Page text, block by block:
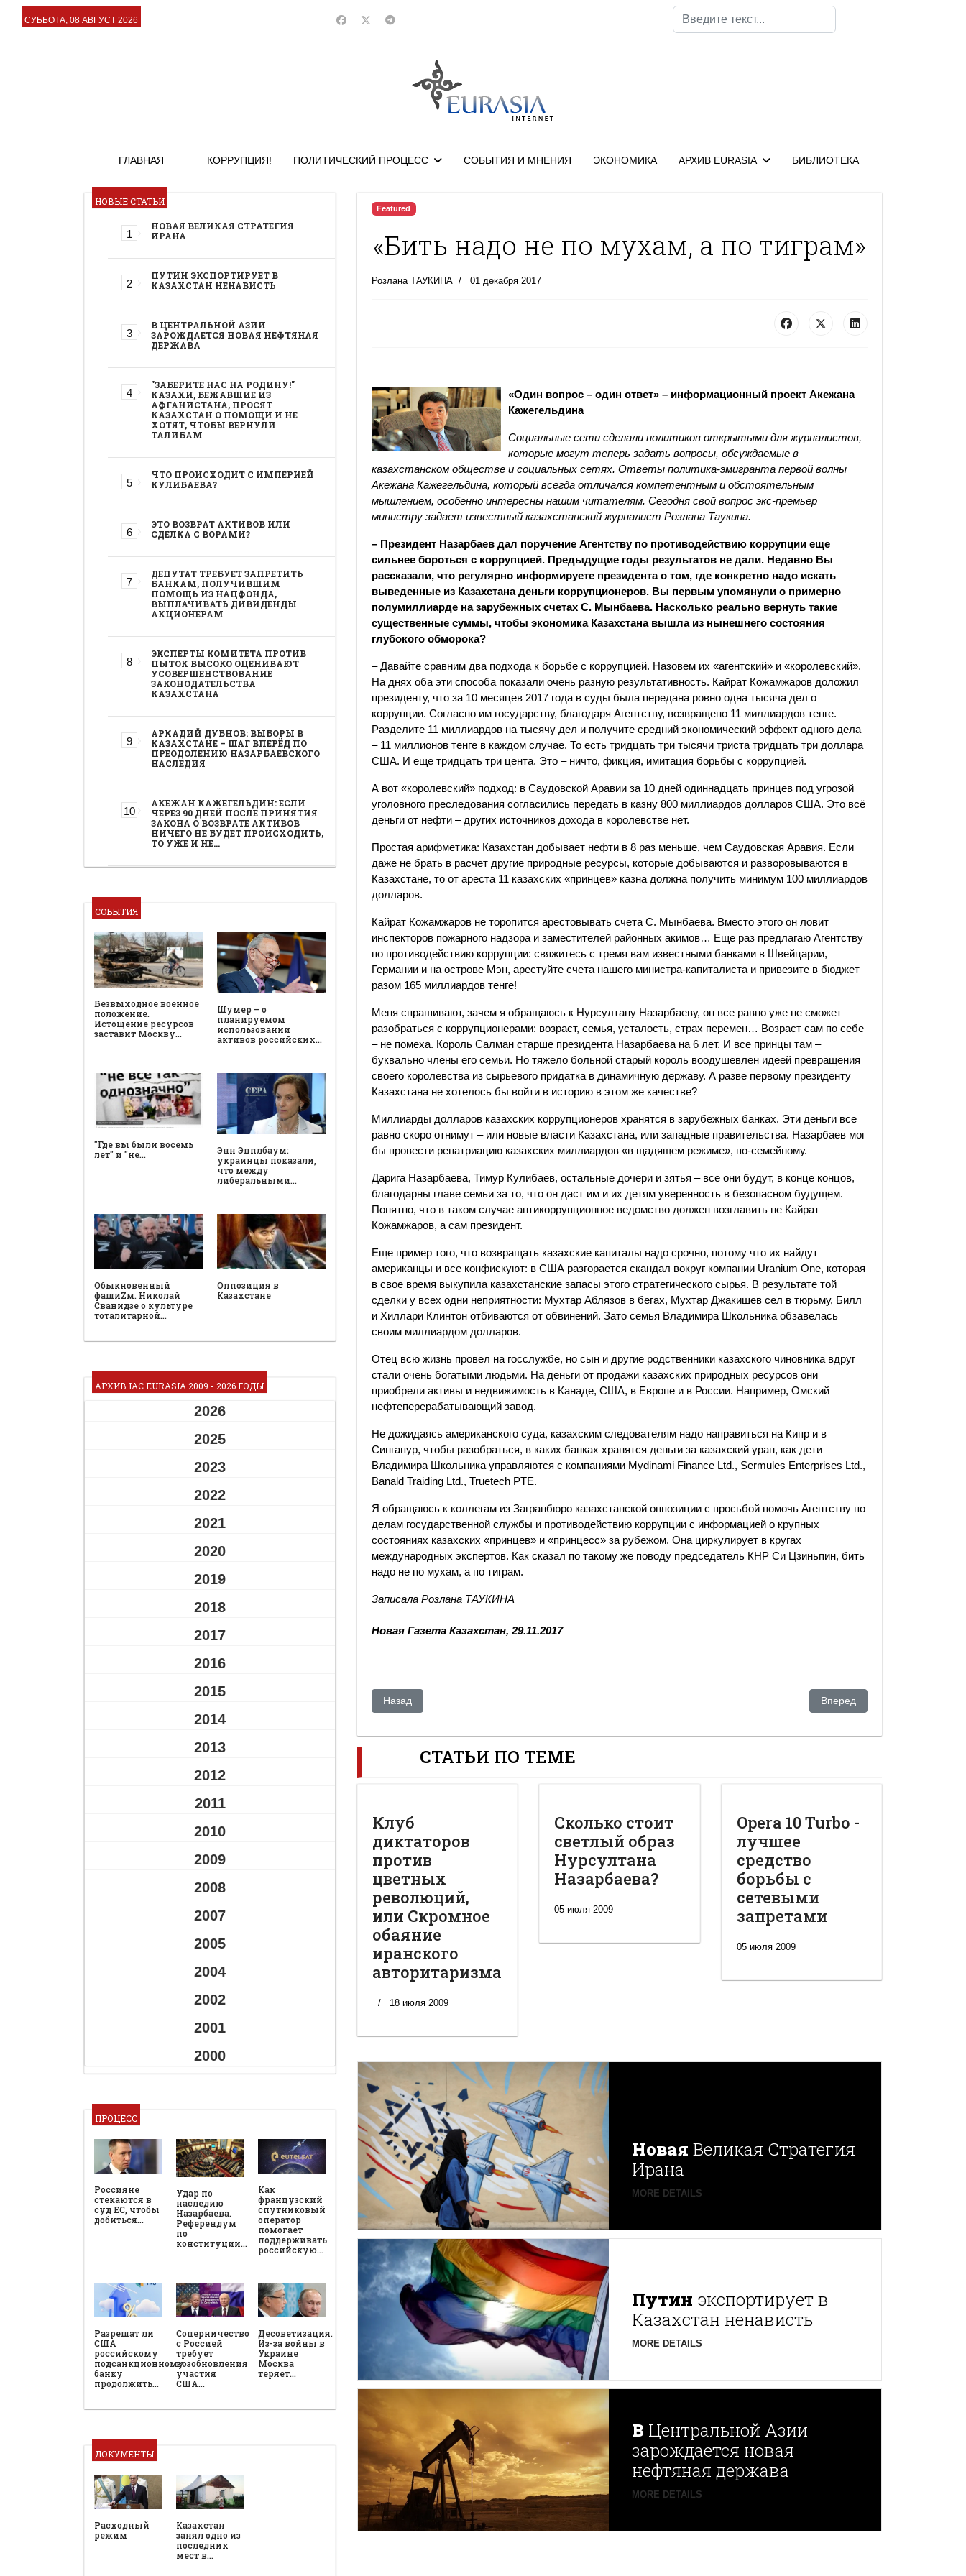
СУББОТА, 08 АВГУСТ 2026
Поиск
ГЛАВНАЯ КОРРУПЦИЯ! ПОЛИТИЧЕСКИЙ ПРОЦЕСС СОБЫТИЯ И МНЕНИЯ ЭКОНОМИКА АРХИВ EURASIA БИБЛИОТЕКА
НОВЫЕ СТАТЬИ
НОВАЯ ВЕЛИКАЯ СТРАТЕГИЯ
ИРАНА
ПУТИН ЭКСПОРТИРУЕТ В
КАЗАХСТАН НЕНАВИСТЬ
В ЦЕНТРАЛЬНОЙ АЗИИ
ЗАРОЖДАЕТСЯ НОВАЯ НЕФТЯНАЯ
ДЕРЖАВА
"ЗАБЕРИТЕ НАС НА РОДИНУ!"
КАЗАХИ, БЕЖАВШИЕ ИЗ
АФГАНИСТАНА, ПРОСЯТ
КАЗАХСТАН О ПОМОЩИ И НЕ
ХОТЯТ, ЧТОБЫ ВЕРНУЛИ
ТАЛИБАМ
ЧТО ПРОИСХОДИТ С ИМПЕРИЕЙ
КУЛИБАЕВА?
ЭТО ВОЗВРАТ АКТИВОВ ИЛИ
СДЕЛКА С ВОРАМИ?
ДЕПУТАТ ТРЕБУЕТ ЗАПРЕТИТЬ
БАНКАМ, ПОЛУЧИВШИМ
ПОМОЩЬ ИЗ НАЦФОНДА,
ВЫПЛАЧИВАТЬ ДИВИДЕНДЫ
АКЦИОНЕРАМ
ЭКСПЕРТЫ КОМИТЕТА ПРОТИВ
ПЫТОК ВЫСОКО ОЦЕНИВАЮТ
УСОВЕРШЕНСТВОВАНИЕ
ЗАКОНОДАТЕЛЬСТВА
КАЗАХСТАНА
АРКАДИЙ ДУБНОВ: ВЫБОРЫ В
КАЗАХСТАНЕ – ШАГ ВПЕРЁД ПО
ПРЕОДОЛЕНИЮ НАЗАРБАЕВСКОГО
НАСЛЕДИЯ
АКЕЖАН КАЖЕГЕЛЬДИН: ЕСЛИ
ЧЕРЕЗ 90 ДНЕЙ ПОСЛЕ ПРИНЯТИЯ
ЗАКОНА О ВОЗВРАТЕ АКТИВОВ
НИЧЕГО НЕ БУДЕТ ПРОИСХОДИТЬ,
ТО УЖЕ И НЕ…
СОБЫТИЯ
Безвыходное военное
положение.
Истощение ресурсов
заставит Москву…
Шумер – о
планируемом
использовании
активов российских…
"Где вы были восемь
лет" и "не…
Энн Эпплбаум:
украинцы показали,
что между
либеральными…
Обыкновенный
фашиZм. Николай
Сванидзе о культуре
тоталитарной…
Оппозиция в
Казахстане
АРХИВ IAC EURASIA 2009 - 2026 ГОДЫ
2026
2025
2023
2022
2021
2020
2019
2018
2017
2016
2015
2014
2013
2012
2011
2010
2009
2008
2007
2005
2004
2002
2001
2000
ПРОЦЕСС
Россияне
стекаются в
суд ЕС, чтобы
добиться…
Удар по
наследию
Назарбаева.
Референдум
по
конституции…
Как
французский
спутниковый
оператор
помогает
поддерживать
российскую…
Разрешат ли
США
российскому
подсанкционному
банку
продолжить…
Соперничество
с Россией
требует
возобновления
участия
США…
Десоветизация.
Из-за войны в
Украине
Москва
теряет…
ДОКУМЕНТЫ
Расходный
режим
Казахстан
занял одно из
последних
мест в…
Featured
«Бить надо не по мухам, а по тиграм»
Розлана ТАУКИНА 01 декабря 2017
«Один вопрос – один ответ» – информационный проект Акежана
Кажегельдина
Социальные сети сделали политиков открытыми для журналистов,
которые могут теперь задать вопросы, обсуждаемые в
казахстанском обществе и социальных сетях. Ответы политика-эмигранта первой волны
Акежана Кажегельдина, который всегда отличался компетентным и обстоятельным
мышлением, особенно интересны нашим читателям. Сегодня свой вопрос экс-премьер
министру задает известный казахстанский журналист Розлана Таукина.
– Президент Назарбаев дал поручение Агентству по противодействию коррупции еще
сильнее бороться с коррупцией. Предыдущие годы результатов не дали. Недавно Вы
рассказали, что регулярно информируете президента о том, где конкретно надо искать
выведенные из Казахстана деньги коррупционеров. Вы первым упомянули о примерно
полумиллиарде на зарубежных счетах С. Мынбаева. Насколько реально вернуть такие
существенные суммы, чтобы экономика Казахстана вышла из нынешнего состояния
глубокого обморока?
– Давайте сравним два подхода к борьбе с коррупцией. Назовем их «агентский» и «королевский».
На днях оба эти способа показали очень разную результативность. Кайрат Кожамжаров доложил
президенту, что за 10 месяцев 2017 года в суды была передана ровно одна тысяча дел о
коррупции. Согласно им государству, благодаря Агентству, возвращено 11 миллиардов тенге.
Разделите 11 миллиардов на тысячу дел и получите средний экономический эффект одного дела
– 11 миллионов тенге в каждом случае. То есть тридцать три тысячи триста тридцать три доллара
США. И еще тридцать три цента. Это – ничто, фикция, имитация борьбы с коррупцией.
А вот «королевский» подход: в Саудовской Аравии за 10 дней одиннадцать принцев под угрозой
уголовного преследования согласились передать в казну 800 миллиардов долларов США. Это всё
деньги от нефти – других источников дохода в королевстве нет.
Простая арифметика: Казахстан добывает нефти в 8 раз меньше, чем Саудовская Аравия. Если
даже не брать в расчет другие природные ресурсы, которые добываются и разворовываются в
Казахстане, то от ареста 11 казахских «принцев» казна должна получить минимум 100 миллиардов
долларов.
Кайрат Кожамжаров не торопится арестовывать счета С. Мынбаева. Вместо этого он ловит
инспекторов пожарного надзора и заместителей районных акимов… Еще раз предлагаю Агентству
по противодействию коррупции: свяжитесь с тремя вам известными банками в Швейцарии,
Германии и на острове Мэн, арестуйте счета нашего министра-капиталиста и привезите в бюджет
разом 165 миллиардов тенге!
Меня спрашивают, зачем я обращаюсь к Нурсултану Назарбаеву, он все равно уже не сможет
разобраться с коррупционерами: возраст, семья, усталость, страх перемен… Возраст сам по себе
– не помеха. Король Салман старше президента Назарбаева на 6 лет. И все принцы там –
буквально члены его семьи. Но тяжело больной старый король воодушевлен идеей превращения
своего королевства из сырьевого придатка в динамичную державу. А разве первому президенту
Казахстана не хотелось бы войти в историю в этом же качестве?
Миллиарды долларов казахских коррупционеров хранятся в зарубежных банках. Эти деньги все
равно скоро отнимут – или новые власти Казахстана, или западные правительства. Назарбаев мог
бы провести репатриацию казахских миллиардов «в щадящем режиме», по-семейному.
Дарига Назарбаева, Тимур Кулибаев, остальные дочери и зятья – все они будут, в конце концов,
благодарны главе семьи за то, что он даст им и их детям уверенность в безопасном будущем.
Понятно, что в таком случае антикоррупционное ведомство должен возглавить не Кайрат
Кожамжаров, а сам президент.
Еще пример того, что возвращать казахские капиталы надо срочно, потому что их найдут
американцы и все конфискуют: в США разгорается скандал вокруг компании Uranium One, которая
в свое время выкупила казахстанские запасы этого стратегического сырья. В результате той
сделки у всех одни неприятности: Мухтар Аблязов в бегах, Мухтар Джакишев сел в тюрьму, Билл
и Хиллари Клинтон отбиваются от обвинений. Зато семья Владимира Школьника обзавелась
своим миллиардом долларов.
Отец всю жизнь провел на госслужбе, но сын и другие родственники казахского чиновника вдруг
стали очень богатыми людьми. На деньги от продажи казахских природных ресурсов они
приобрели активы и недвижимость в Канаде, США, в Европе и в России. Например, Омский
нефтеперерабатывающий завод.
Не дожидаясь американского суда, казахским следователям надо направиться на Кипр и в
Сингапур, чтобы разобраться, в каких банках хранятся деньги за казахский уран, как дети
Владимира Школьника управляются с компаниями Mydinami Finance Ltd., Sermules Enterprises Ltd.,
Banald Traiding Ltd., Truetech PTE.
Я обращаюсь к коллегам из Загранбюро казахстанской оппозиции с просьбой помочь Агентству по
делам государственной службы и противодействию коррупции с информацией о крупных
состояниях казахских «принцев» и «принцесс» за рубежом. Она циркулирует в кругах
международных экспертов. Как сказал по такому же поводу председатель КНР Си Цзиньпин, бить
надо не по мухам, а по тиграм.
Записала Розлана ТАУКИНА
Новая Газета Казахстан, 29.11.2017
Предыдущий: Кто вернет в Казахстан деньги олигархов?
Назад Следующий: "Казахгейт-2":
Вперед
СТАТЬИ ПО ТЕМЕ
Клуб
диктаторов
против
цветных
революций,
или Скромное
обаяние
иранского
авторитаризма
18 июля 2009
Сколько стоит
светлый образ
Нурсултана
Назарбаева?
05 июля 2009
Opera 10 Turbo -
лучшее
средство
борьбы с
сетевыми
запретами
05 июля 2009
Новая Великая Стратегия
Ирана
MORE DETAILS
Путин экспортирует в
Казахстан ненависть
MORE DETAILS
В Центральной Азии
зарождается новая
нефтяная держава
MORE DETAILS